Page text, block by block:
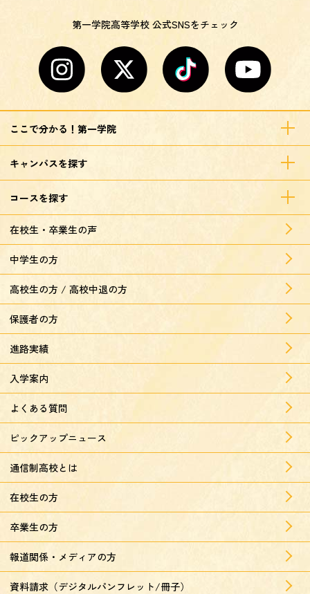
第一学院高等学校 公式SNSをチェック
ここで分かる！第一学院
キャンパスを探す
コースを探す
在校生・卒業生の声
中学生の方
高校生の方 / 高校中退の方
保護者の方
進路実績
入学案内
よくある質問
ピックアップニュース
通信制高校とは
在校生の方
卒業生の方
報道関係・メディアの方
資料請求（デジタルパンフレット/冊子）